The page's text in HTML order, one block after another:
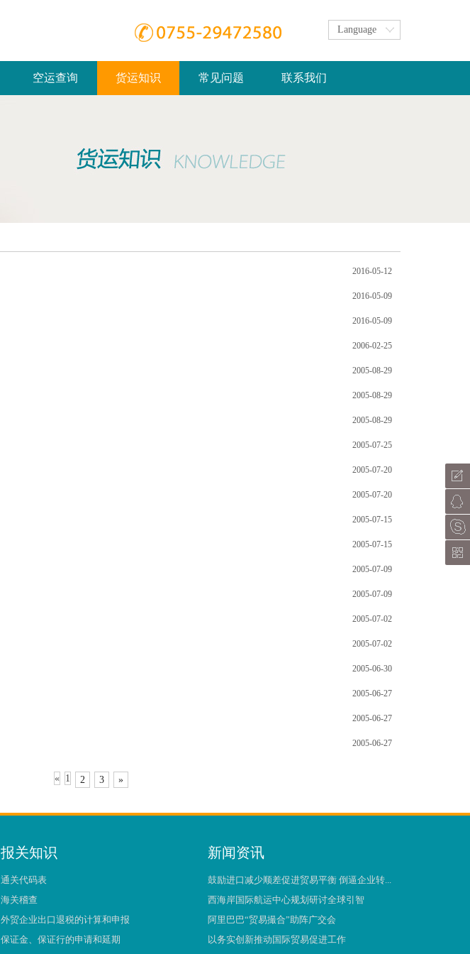
Language
空运查询 货运知识 常见问题 联系我们
2016-05-12
2016-05-09
2016-05-09
2006-02-25
2005-08-29
2005-08-29
2005-08-29
2005-07-25
2005-07-20
2005-07-20
2005-07-15
2005-07-15
2005-07-09
2005-07-09
2005-07-02
2005-07-02
2005-06-30
2005-06-27
2005-06-27
2005-06-27
« 1 2 3 »
报关知识
通关代码表
海关稽查
外贸企业出口退税的计算和申报
保证金、保证行的申请和延期
新闻资讯
鼓励进口减少顺差促进贸易平衡 倒逼企业转...
西海岸国际航运中心规划研讨全球引智
阿里巴巴“贸易撮合”助阵广交会
以务实创新推动国际贸易促进工作